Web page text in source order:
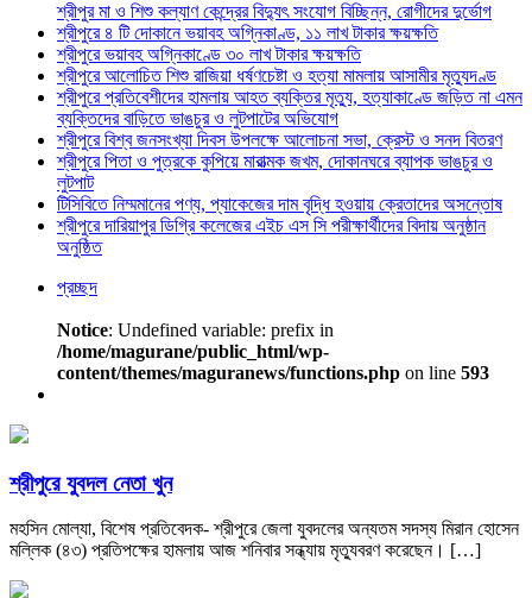
শ্রীপুর মা ও শিশু কল্যাণ কেন্দ্রের বিদ্যুৎ সংযোগ বিচ্ছিন্ন, রোগীদের দুর্ভোগ
শ্রীপুরে ৪ টি দোকানে ভয়াবহ অগ্নিকাণ্ড, ১১ লাখ টাকার ক্ষয়ক্ষতি
শ্রীপুরে ভয়াবহ অগ্নিকাণ্ডে ৩০ লাখ টাকার ক্ষয়ক্ষতি
শ্রীপুরে আলোচিত শিশু রাজিয়া ধর্ষণচেষ্টা ও হত্যা মামলায় আসামীর মৃত্যুদণ্ড
শ্রীপুরে প্রতিবেশীদের হামলায় আহত ব্যক্তির মৃত্যু, হত্যাকাণ্ডে জড়িত না এমন
ব্যক্তিদের বাড়িতে ভাঙচুর ও লুটপাটের অভিযোগ
শ্রীপুরে বিশ্ব জনসংখ্যা দিবস উপলক্ষে আলোচনা সভা, ক্রেস্ট ও সনদ বিতরণ
শ্রীপুরে পিতা ও পুত্রকে কুপিয়ে মারাত্মক জখম, দোকানঘরে ব্যাপক ভাঙচুর ও
লুটপাট
টিসিবিতে নিম্মমানের পণ্য, প্যাকেজের দাম বৃদ্ধি হওয়ায় ক্রেতাদের অসন্তোষ
শ্রীপুরে দারিয়াপুর ডিগ্রি কলেজের এইচ এস সি পরীক্ষার্থীদের বিদায় অনুষ্ঠান
অনুষ্ঠিত
প্রচ্ছদ
Notice: Undefined variable: prefix in
/home/magurane/public_html/wp-
content/themes/maguranews/functions.php on line 593
শ্রীপুরে যুবদল নেতা খুন
মহসিন মোল্যা, বিশেষ প্রতিবেদক- শ্রীপুরে জেলা যুবদলের অন্যতম সদস্য মিরান হোসেন
মল্লিক (৪৩) প্রতিপক্ষের হামলায় আজ শনিবার সন্ধ্যায় মৃত্যুবরণ করেছেন। […]